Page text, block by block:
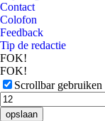
Contact
Colofon
Feedback
Tip de redactie
FOK!
FOK!
Scrollbar gebruiken
opslaan